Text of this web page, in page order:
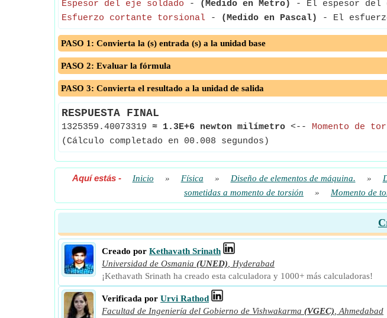
Espesor del eje soldado - (Medido en Metro)
- El espesor del
Esfuerzo cortante torsional - (Medido en Pascal) - El
PASO 1: Convierta la (s) entrada (s) a la unidad base
PASO 2: Evaluar la fórmula
PASO 3: Convierta el resultado a la unidad de salida
RESPUESTA FINAL
1325359.40073319 ≈ 1.3E+6 newton milímetro <-- Momento de
(Cálculo completado en 00.008 segundos)
Aquí estás- Inicio » Física » Diseño de elementos de máquina. »
sometidas a momento de torsión
» Momento de
Creado por Kethavath Srinath
Universidad de Osmania (UNED)
Hyderabad
¡Kethavath Srinath ha creado esta calculadora y 1000+ más calculadoras!
Verificada por Urvi Rathod
Facultad de Ingeniería del Gobierno de Vishwakarma (VGEC) Ahmedabad